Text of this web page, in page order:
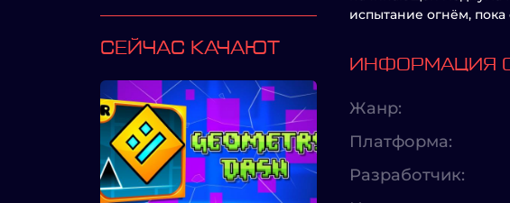
СЕЙЧАС КАЧАЮТ
испытание огнём,
ИНФОРМАЦИЯ
Жанр:
Платформа:
Разработчик: